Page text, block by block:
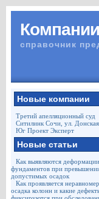
справочник
Новые компании
Третий апелляционный суд
Ситилинк Сочи, ул.
Юг Проект Эксперт
Новые статьи
Как выявляются деформации
фундаментов при
допустимых осадок
Как проявляется
осадка колонн и какие